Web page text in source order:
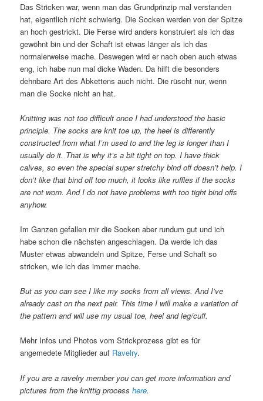
Das Stricken war, wenn man das Grundprinzip mal verstanden
hat, eigentlich nicht schwierig. Die Socken werden von der Spitze
an hoch gestrickt. Die Ferse wird anders konstruiert als ich das
gewöhnt bin und der Schaft ist etwas länger als ich das
normalerweise mache. Deswegen wird er nach oben auch etwas
eng, ich habe nun mal dicke Waden. Da hilft die besonders
dehnbare Art des Abkettens auch nicht. Die rüscht nur, wenn
man die Socke nicht an hat.
Knitting was not too difficult once I had understood the basic
principle. The socks are knit toe up, the heel is differently
constructed from what I’m used to and the leg is longer than I
usually do it. That is why it’s a bit tight on top. I have thick
calves, so even the special super stretchy bind off doesn’t help. I
don’t like that bind off too much, it looks like ruffles if the socks
are not worn. And I do not have problems with too tight bind offs
anyhow.
Im Ganzen gefallen mir die Socken aber rundum gut und ich
habe schon die nächsten angeschlagen. Da werde ich das
Muster etwas abwandeln und Spitze, Ferse und Schaft so
stricken, wie ich das immer mache.
But as you can see I like my socks from all views. And I’ve
already cast on the next pair. This time I will make a variation of
the pattern and will use my usual toe, heel and leg/cuff.
Mehr Infos und Photos vom Strickprozess gibt es für
angemedete Mitglieder auf Ravelry.
If you are a ravelry member you can get more information and
pictures from the knittig processhere.